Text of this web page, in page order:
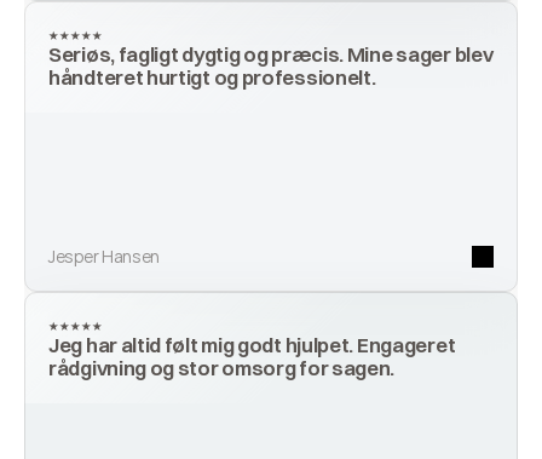
★★★★★
Seriøs, fagligt dygtig og præcis. Mine sager blev
håndteret hurtigt og professionelt.
Jesper Hansen
★★★★★
Jeg har altid følt mig godt hjulpet. Engageret
rådgivning og stor omsorg for sagen.